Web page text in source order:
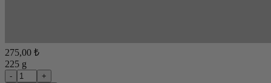
275,00 ₺
225 g
-
+